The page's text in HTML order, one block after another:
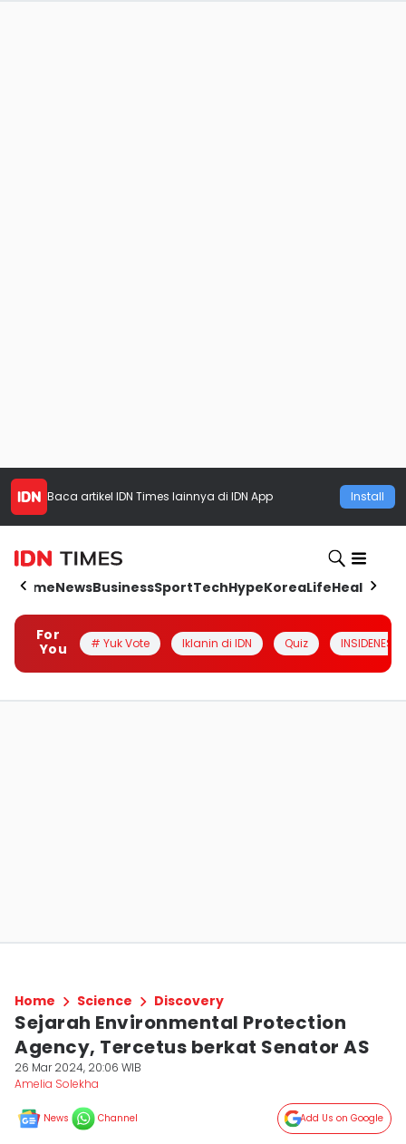
Baca artikel IDN Times lainnya di IDN App Install
HomeNewsBusinessSportTechHypeKoreaLifeHealth
For
You
# Yuk Vote Iklanin di IDN Quiz INSIDENESIA
Home Science Discovery
Sejarah Environmental Protection
Agency, Tercetus berkat Senator AS
26 Mar 2024, 20:06 WIB
Amelia Solekha
News Channel Add Us on Google